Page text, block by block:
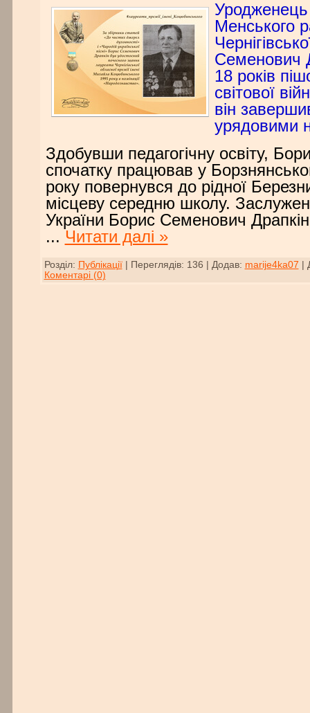
Менського
Семенович
18 років
світової
він
урядовими
Здобувши педагогічну освіту,
спочатку працював у
року повернувся до рідної
місцеву середню школу.
України Борис Семенович Драпкін
... Читати далі »
Розділ: Публікації| Переглядів: 136 Додав: marije4ka07
Коментарі (0)